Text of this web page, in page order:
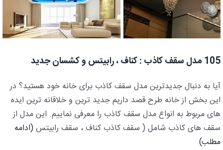
105 مدل سقف کاذب : کناف ، رابیتس و کشسان جدید
آیا به دنبال جدیدترین مدل سقف کاذب برای خانه خود هستید؟ در
این بخش از خانه طرح قصد داریم جدید ترین و خلاقانه ترین ایده
های مربوط به انواع مدل سقف کاذب را معرفی نماییم. این مدل از
سقف های کاذب شامل ( سقف کاذب کناف ، سقف رابیتس(ادامه
مطلب)